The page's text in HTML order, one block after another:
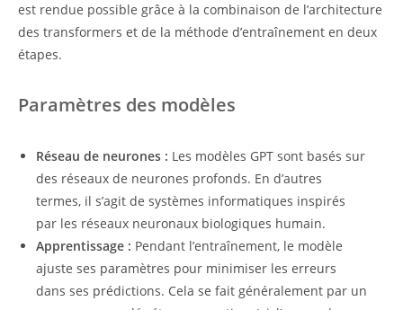
est rendue possible grâce à la combinaison de l’architecture
des transformers et de la méthode d’entraînement en deux
étapes.
Paramètres des modèles
Réseau de neurones : Les modèles GPT sont basés sur
des réseaux de neurones profonds. En d’autres
termes, il s’agit de systèmes informatiques inspirés
par les réseaux neuronaux biologiques humain.
Apprentissage : Pendant l’entraînement, le modèle
ajuste ses paramètres pour minimiser les erreurs
dans ses prédictions. Cela se fait généralement par un